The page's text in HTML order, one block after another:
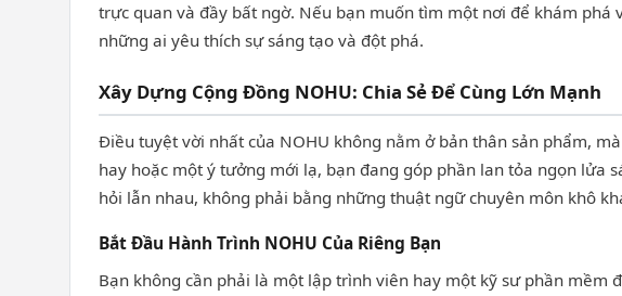
trực quan và đầy bất ngờ. Nếu bạn muốn tìm một nơi để khám
những ai yêu thích sự sáng tạo và đột phá.
Xây Dựng Cộng Đồng NOHU: Chia Sẻ Để Cùng Lớn Mạnh
Điều tuyệt vời nhất của NOHU không nằm ở bản thân sản phẩm,
hay hoặc một ý tưởng mới lạ, bạn đang góp phần lan tỏa ngọn lửa
hỏi lẫn nhau, không phải bằng những thuật ngữ chuyên môn khô
Bắt Đầu Hành Trình NOHU Của Riêng Bạn
Bạn không cần phải là một lập trình viên hay một kỹ sư phần